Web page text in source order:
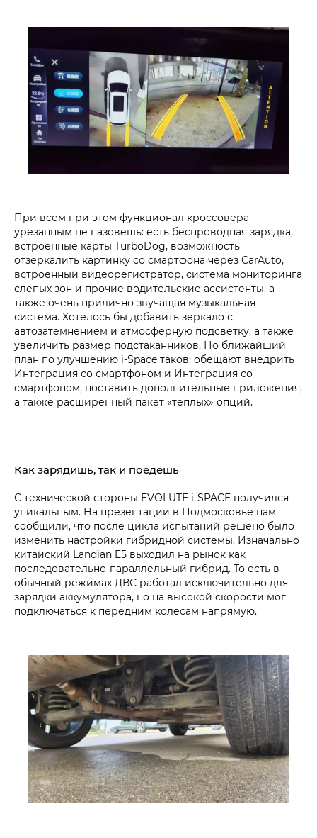
При всем при этом функционал кроссовера
урезанным не назовешь: есть беспроводная зарядка,
встроенные карты TurboDog, возможность
отзеркалить картинку со смартфона через CarAuto,
встроенный видеорегистратор, система мониторинга
слепых зон и прочие водительские ассистенты, а
также очень прилично звучащая музыкальная
система. Хотелось бы добавить зеркало с
автозатемнением и атмосферную подсветку, а также
увеличить размер подстаканников. Но ближайший
план по улучшению i-Space таков: обещают внедрить
Интеграция со смартфоном и Интеграция со
смартфоном, поставить дополнительные приложения,
а также расширенный пакет «теплых» опций.
Как зарядишь, так и поедешь
С технической стороны EVOLUTE i‑SPACE получился
уникальным. На презентации в Подмосковье нам
сообщили, что после цикла испытаний решено было
изменить настройки гибридной системы. Изначально
китайский Landian E5 выходил на рынок как
последовательно-параллельный гибрид. То есть в
обычный режимах ДВС работал исключительно для
зарядки аккумулятора, но на высокой скорости мог
подключаться к передним колесам напрямую.